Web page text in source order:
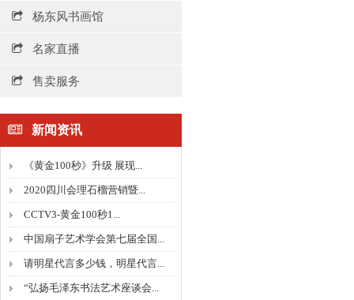
杨东风书画馆
名家直播
售卖服务
新闻资讯
《黄金100秒》升级 展现...
2020四川会理石榴营销暨...
CCTV3-黄金100秒1...
中国扇子艺术学会第七届全国...
请明星代言多少钱，明星代言...
“弘扬毛泽东书法艺术座谈会...